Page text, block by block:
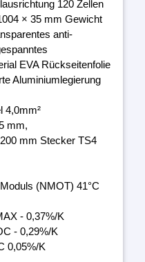
120 Zellen
× 35 mm Gewicht
anti-
EVA Rückseitenfolie
Aluminiumlegierung
4,0mm²
mm,
mm Stecker TS4
(NMOT) 41°C
- 0,37%/K
- 0,29%/K
0,05%/K